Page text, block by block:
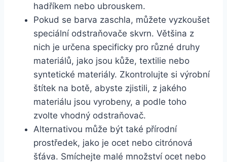
hadříkem nebo ubrouskem.
Pokud ⁤se barva⁤ zaschla, můžete vyzkoušet
speciální odstraňovače skvrn. Většina z
nich je určena specificky pro ⁣různé druhy⁤
materiálů, jako​ jsou kůže,​ textilie nebo
syntetické ⁤materiály. Zkontrolujte si výrobní
štítek na botě, abyste zjistili, z jakého
⁤materiálu​ jsou⁢ vyrobeny, a podle toho
zvolte vhodný ​odstraňovač.
Alternativou může ‍být také přírodní
prostředek, jako je ocet nebo⁢ citrónová​
šťáva. Smíchejte malé⁣ množství ocet‌ nebo